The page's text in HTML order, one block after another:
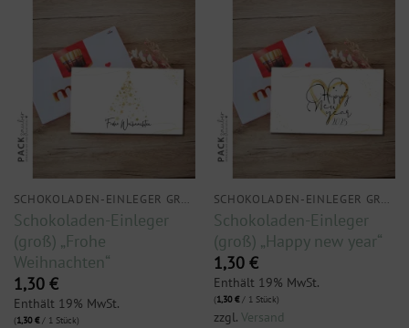
SCHOKOLADEN-EINLEGER GROSS
Schokoladen-Einleger
(groß) „Frohe
Weihnachten“
1,30 €
Enthält 19% MwSt.
(1,30€/ 1 Stück)
SCHOKOLADEN-EINLEGER GROSS
Schokoladen-Einleger
(groß) „Happy new year“
1,30 €
Enthält 19% MwSt.
(1,30€/ 1 Stück)
zzgl. Versand